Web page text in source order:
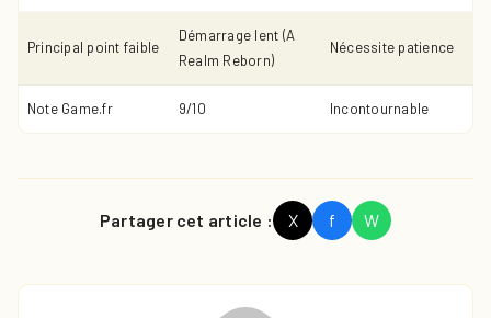
Principal point faible
Démarrage lent (A
Realm Reborn)
Nécessite patience
Note Game.fr 9/10 Incontournable
Partager cet article : X f W